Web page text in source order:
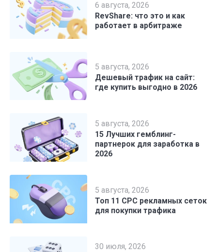
6 августа, 2026
RevShare: что это и как
работает в арбитраже
5 августа, 2026
Дешевый трафик на сайт:
где купить выгодно в 2026
5 августа, 2026
15 Лучших гемблинг-
партнерок для заработка в
2026
5 августа, 2026
Топ 11 CPC рекламных сеток
для покупки трафика
30 июля, 2026